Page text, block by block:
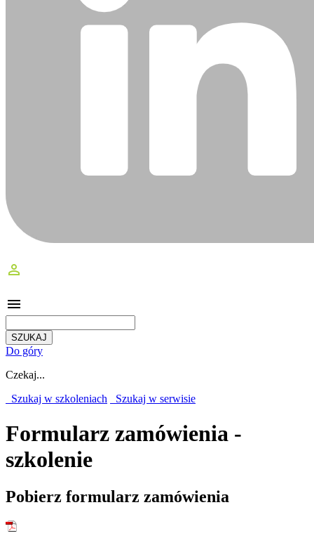
perm_identity
menu
Do góry
Czekaj...
Szukaj w szkoleniach
Szukaj w serwisie
Formularz zamówienia -
szkolenie
Pobierz formularz zamówienia